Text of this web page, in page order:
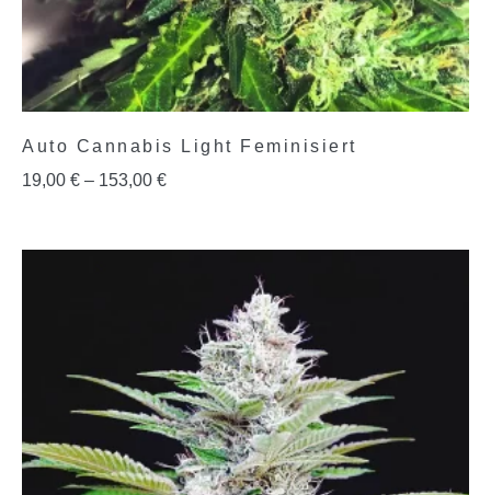
Auto Cannabis Light Feminisiert
19,00 € – 153,00 €